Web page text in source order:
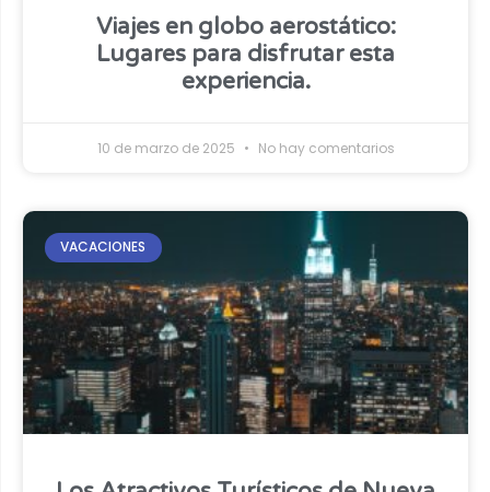
Viajes en globo aerostático:
Lugares para disfrutar esta
experiencia.
10 de marzo de 2025 No hay comentarios
VACACIONES